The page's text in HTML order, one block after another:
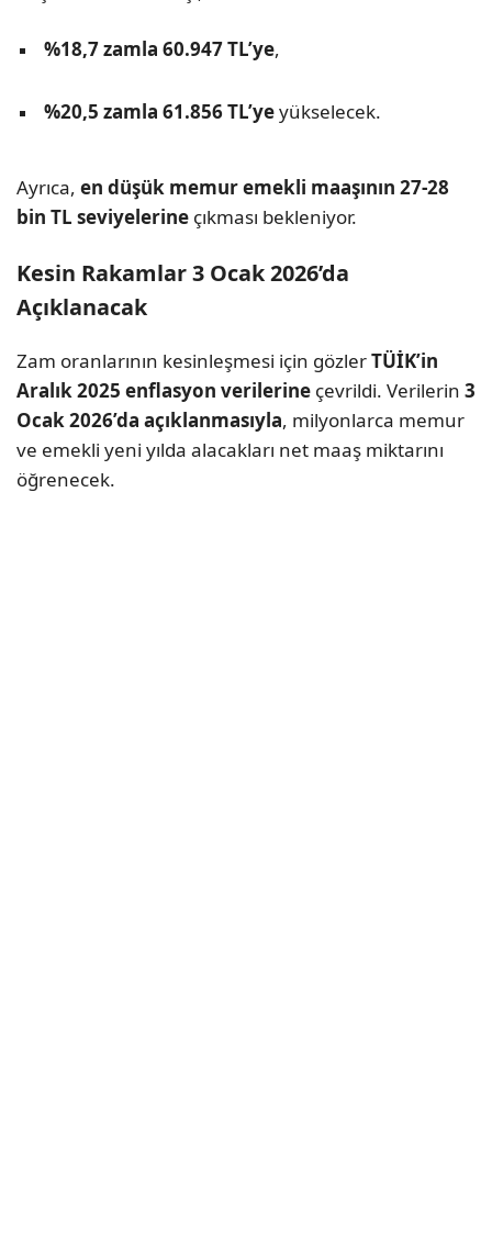
%18,7 zamla 60.947 TL’ye,
%20,5 zamla 61.856 TL’yeyükselecek.
Ayrıca, en düşük memur emekli maaşının 27-28
bin TL seviyelerine çıkması bekleniyor.
Kesin Rakamlar 3 Ocak 2026’da
Açıklanacak
Zam oranlarının kesinleşmesi için gözlerTÜİK’in
Aralık 2025 enflasyon verilerine çevrildi. Verilerin 3
Ocak 2026’da açıklanmasıyla, milyonlarca memur
ve emekli yeni yılda alacakları net maaş miktarını
öğrenecek.